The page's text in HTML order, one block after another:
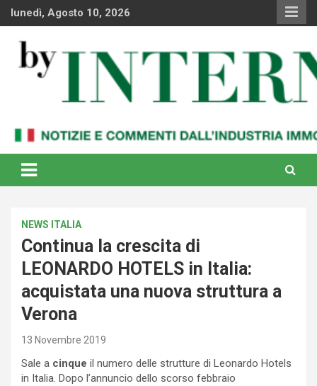
Skiplunedì, Agosto 10, 2026
By Internews
internazionale
NEWS ITALIA
Continua la crescita di
LEONARDO HOTELS in Italia:
acquistata una nuova struttura a
Verona
13 Novembre 2019
Sale a cinque il numero delle strutture di Leonardo Hotels
in Italia. Dopo l’annuncio dello scorso febbraio